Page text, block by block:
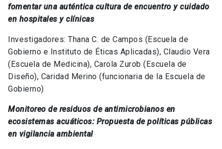
fomentar una auténtica cultura de encuentro y cuidado
en hospitales y clínicas
Investigadores: Thana C. de Campos (Escuela de
Gobierno e Instituto de Éticas Aplicadas), Claudio Vera
(Escuela de Medicina), Carola Zurob (Escuela de
Diseño), Caridad Merino (funcionaria de la Escuela de
Gobierno)
Monitoreo de residuos de antimicrobianos en
ecosistemas acuáticos: Propuesta de políticas públicas
en vigilancia ambiental